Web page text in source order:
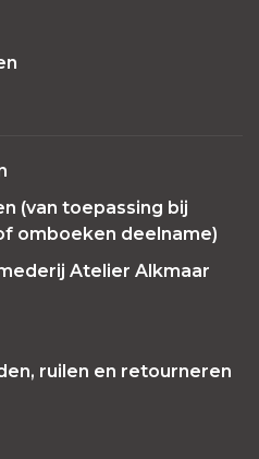
(van toepassing bij
omboeken deelname)
Atelier Alkmaar
ruilen en retourneren